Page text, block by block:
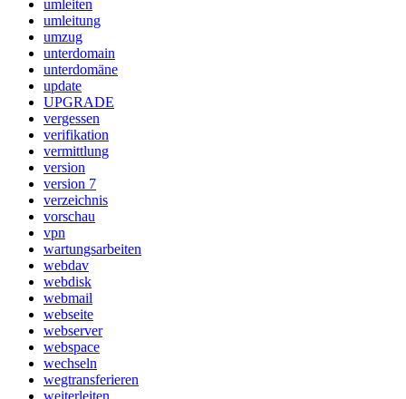
umleiten
umleitung
umzug
unterdomain
unterdomäne
update
UPGRADE
vergessen
verifikation
vermittlung
version
version 7
verzeichnis
vorschau
vpn
wartungsarbeiten
webdav
webdisk
webmail
webseite
webserver
webspace
wechseln
wegtransferieren
weiterleiten